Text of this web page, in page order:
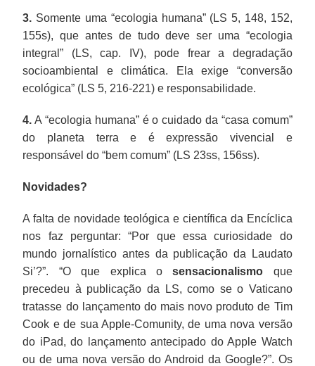
3. Somente uma “ecologia humana” (LS 5, 148, 152,
155s), que antes de tudo deve ser uma “ecologia
integral” (LS, cap. IV), pode frear a degradação
socioambiental e climática. Ela exige “conversão
ecológica” (LS 5, 216-221) e responsabilidade.
4. A “ecologia humana” é o cuidado da “casa comum”
do planeta terra e é expressão vivencial e
responsável do “bem comum” (LS 23ss, 156ss).
Novidades?
A falta de novidade teológica e científica da Encíclica
nos faz perguntar: “Por que essa curiosidade do
mundo jornalístico antes da publicação da Laudato
Si’?”. “O que explica osensacionalismo que
precedeu à publicação da LS, como se o Vaticano
tratasse do lançamento do mais novo produto de Tim
Cook e de sua Apple-Comunity, de uma nova versão
do iPad, do lançamento antecipado do Apple Watch
ou de uma nova versão do Android da Google?”. Os